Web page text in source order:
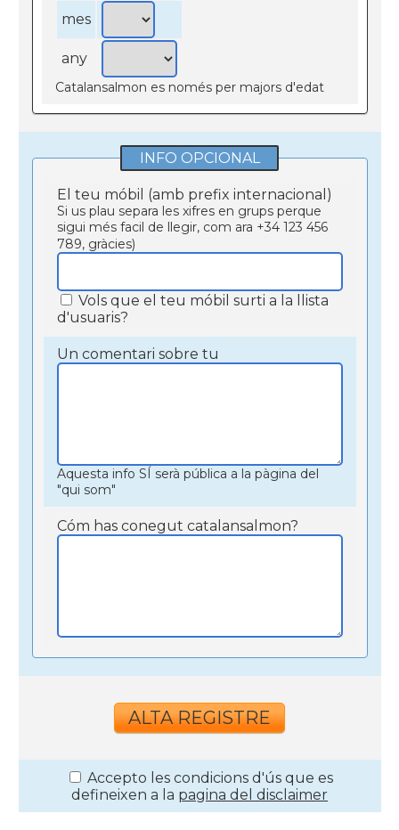
mes
any
Catalansalmon es només per majors d'edat
INFO OPCIONAL
El teu móbil (amb prefix internacional)
Si us plau separa les xifres en grups perque
sigui més facil de llegir, com ara +34 123 456
789, gràcies)
d'usuaris?
Un comentari sobre tu
Aquesta info SÍ serà pública a la pàgina del
"qui som"
Cóm has conegut catalansalmon?
Accepto les condicions d'ús que es
defineixen a la pagina del disclaimer